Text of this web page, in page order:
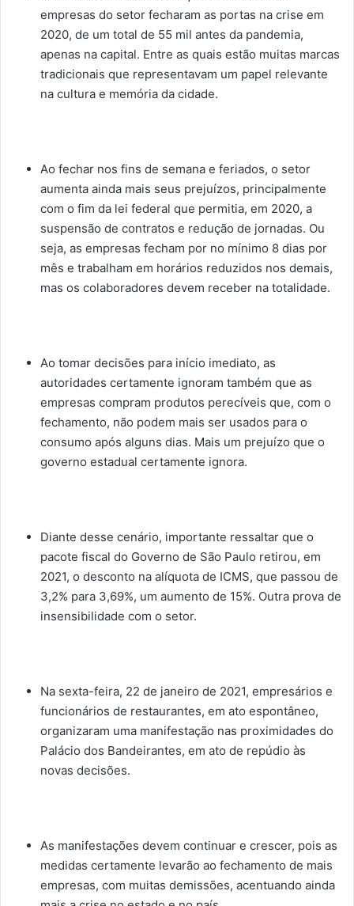
empresas do setor fecharam as portas na crise em
2020, de um total de 55 mil antes da pandemia,
apenas na capital. Entre as quais estão muitas marcas
tradicionais que representavam um papel relevante
na cultura e memória da cidade.
Ao fechar nos fins de semana e feriados, o setor
aumenta ainda mais seus prejuízos, principalmente
com o fim da lei federal que permitia, em 2020, a
suspensão de contratos e redução de jornadas. Ou
seja, as empresas fecham por no mínimo 8 dias por
mês e trabalham em horários reduzidos nos demais,
mas os colaboradores devem receber na totalidade.
Ao tomar decisões para início imediato, as
autoridades certamente ignoram também que as
empresas compram produtos perecíveis que, com o
fechamento, não podem mais ser usados para o
consumo após alguns dias. Mais um prejuízo que o
governo estadual certamente ignora.
Diante desse cenário, importante ressaltar que o
pacote fiscal do Governo de São Paulo retirou, em
2021, o desconto na alíquota de ICMS, que passou de
3,2% para 3,69%, um aumento de 15%. Outra prova de
insensibilidade com o setor.
Na sexta-feira, 22 de janeiro de 2021, empresários e
funcionários de restaurantes, em ato espontâneo,
organizaram uma manifestação nas proximidades do
Palácio dos Bandeirantes, em ato de repúdio às
novas decisões.
As manifestações devem continuar e crescer, pois as
medidas certamente levarão ao fechamento de mais
empresas, com muitas demissões, acentuando ainda